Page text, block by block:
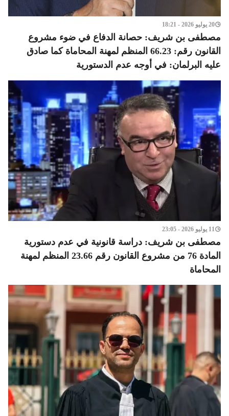
20 يوليو 2026 - 18:21
مصطفى بن شريف: حصانة الدفاع في ضوء مشروع
القانون رقم: 66.23 المنظم لمهنة المحاماة كما صادق
عليه البرلمان: في أوجه عدم الدستورية
11 يوليو 2026 - 23:05
مصطفى بن شريف: دراسة قانونية في عدم دستورية
المادة 76 من مشروع القانون رقم 23.66 المنظم لمهنة
المحاماة